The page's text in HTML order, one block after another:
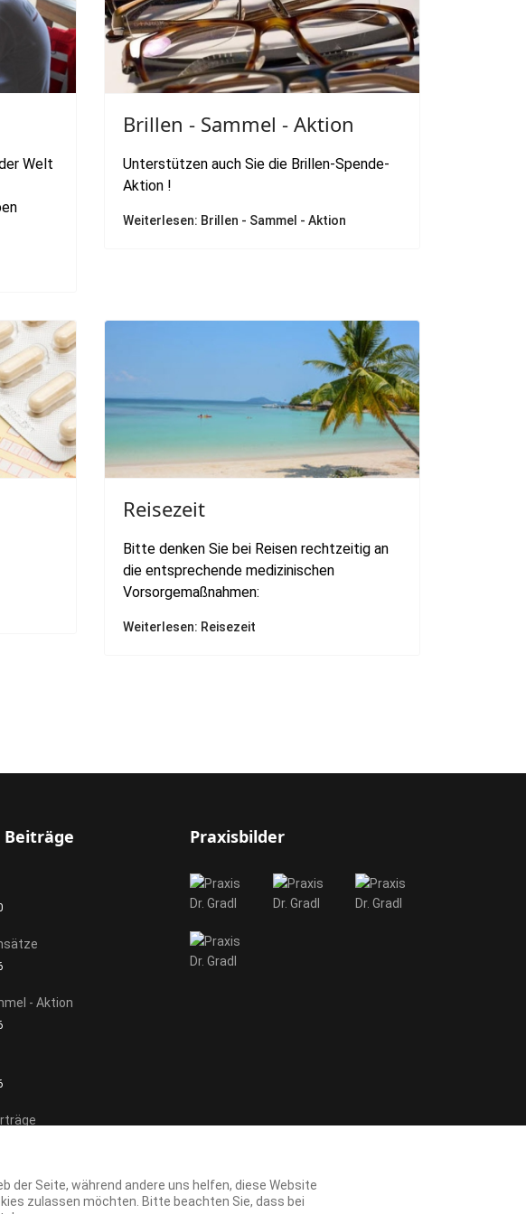
Welt
Brillen - Sammel - Aktion
Unterstützen auch Sie die Brillen-Spende-
Aktion !
Weiterlesen: Brillen - Sammel - Aktion
Reisezeit
Bitte denken Sie bei Reisen rechtzeitig an
die entsprechende medizinischen
Vorsorgemaßnahmen:
Weiterlesen: Reisezeit
- Aktion
Praxisbilder
der Seite, während andere uns helfen, diese Website
zulassen möchten. Bitte beachten Sie, dass bei